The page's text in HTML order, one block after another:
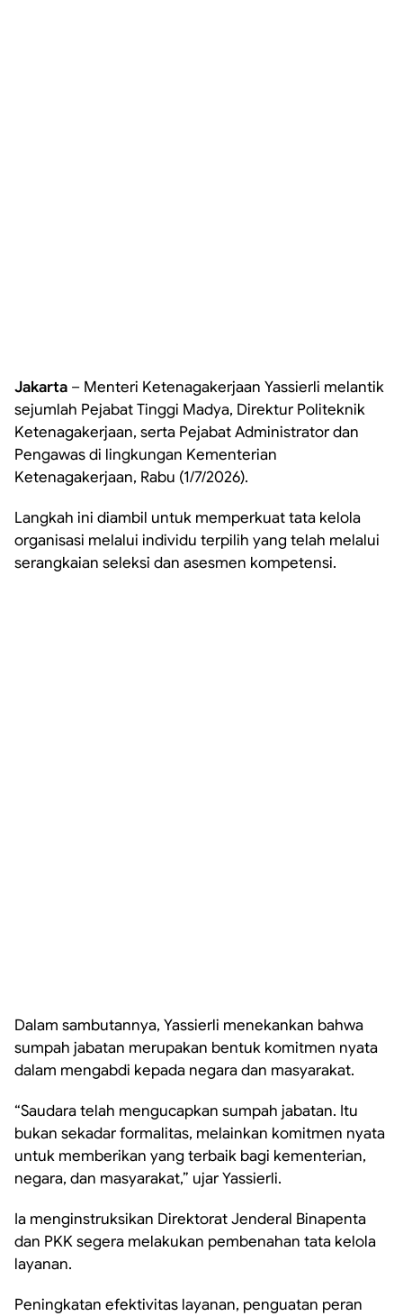
Jakarta – Menteri Ketenagakerjaan Yassierli melantik
sejumlah Pejabat Tinggi Madya, Direktur Politeknik
Ketenagakerjaan, serta Pejabat Administrator dan
Pengawas di lingkungan Kementerian
Ketenagakerjaan, Rabu (1/7/2026).
Langkah ini diambil untuk memperkuat tata kelola
organisasi melalui individu terpilih yang telah melalui
serangkaian seleksi dan asesmen kompetensi.
Dalam sambutannya, Yassierli menekankan bahwa
sumpah jabatan merupakan bentuk komitmen nyata
dalam mengabdi kepada negara dan masyarakat.
“Saudara telah mengucapkan sumpah jabatan. Itu
bukan sekadar formalitas, melainkan komitmen nyata
untuk memberikan yang terbaik bagi kementerian,
negara, dan masyarakat,” ujar Yassierli.
Ia menginstruksikan Direktorat Jenderal Binapenta
dan PKK segera melakukan pembenahan tata kelola
layanan.
Peningkatan efektivitas layanan, penguatan peran